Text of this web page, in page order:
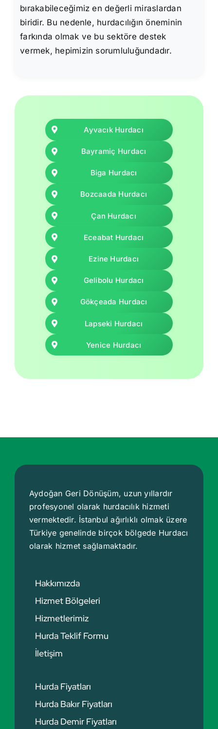
bırakabileceğimiz en değerli miraslardan
biridir. Bu nedenle, hurdacılığın öneminin
farkında olmak ve bu sektöre destek
vermek, hepimizin sorumluluğundadır.
Ayvacık Hurdacı
Bayramiç Hurdacı
Biga Hurdacı
Bozcaada Hurdacı
Çan Hurdacı
Eceabat Hurdacı
Ezine Hurdacı
Gelibolu Hurdacı
Gökçeada Hurdacı
Lapseki Hurdacı
Yenice Hurdacı
Aydoğan Geri Dönüşüm, uzun yıllardır
profesyonel olarak hurdacılık hizmeti
vermektedir. İstanbul ağırlıklı olmak üzere
Türkiye genelinde birçok bölgede Hurdacı
olarak hizmet sağlamaktadır.
Hakkımızda
Hizmet Bölgeleri
Hizmetlerimiz
Hurda Teklif Formu
İletişim
Hurda Fiyatları
Hurda Bakır Fiyatları
Hurda Demir Fiyatları